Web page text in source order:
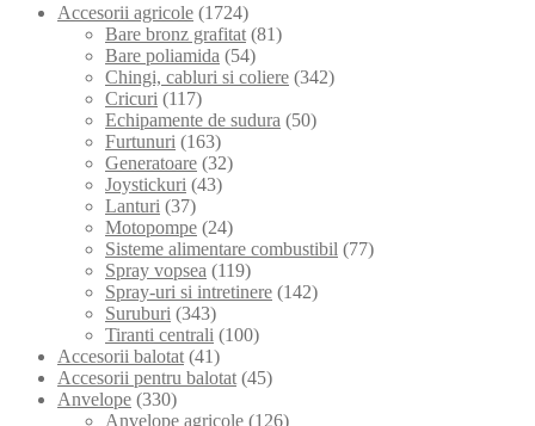
Accesorii agricole (1724)
Bare bronz grafitat (81)
Bare poliamida (54)
Chingi, cabluri si coliere (342)
Cricuri (117)
Echipamente de sudura (50)
Furtunuri (163)
Generatoare (32)
Joystickuri (43)
Lanturi (37)
Motopompe (24)
Sisteme alimentare combustibil (77)
Spray vopsea (119)
Spray-uri si intretinere (142)
Suruburi (343)
Tiranti centrali (100)
Accesorii balotat (41)
Accesorii pentru balotat (45)
Anvelope (330)
Anvelope agricole (126)